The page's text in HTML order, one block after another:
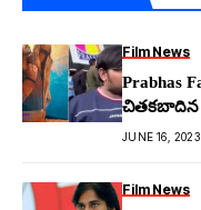
Film News
Prabhas
చిత‌క‌బాదిన
JUNE 16, 2023
Film News